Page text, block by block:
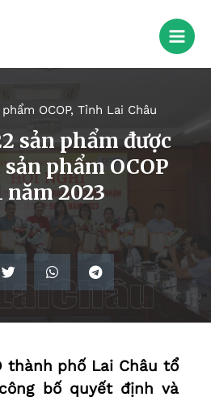
OCOP, Tỉnh Lai Châu
sản phẩm được
phẩm OCOP
năm 2023
thành phố Lai Châu tổ
bố quyết định và